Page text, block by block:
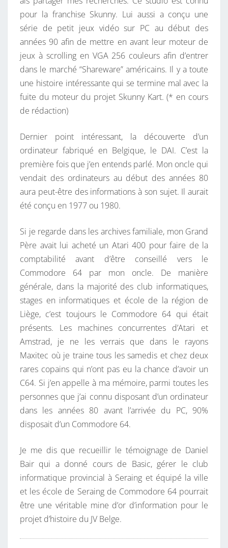
pour la franchise Skunny. Lui aussi a conçu une
série de petit jeux vidéo sur PC au début des
années 90 afin de mettre en avant leur moteur de
jeux à scrolling en VGA 256 couleurs afin d’entrer
dans le marché “Shareware” américains. Il y a toute
une histoire intéressante qui se termine mal avec la
fuite du moteur du projet Skunny Kart. (* en cours
de rédaction)
Dernier point intéressant, la découverte d’un
ordinateur fabriqué en Belgique, le DAI. C’est la
première fois que j’en entends parlé. Mon oncle qui
vendait des ordinateurs au début des années 80
aura peut-être des informations à son sujet. Il aurait
été conçu en 1977 ou 1980.
Si je regarde dans les archives familiale, mon Grand
Père avait lui acheté un Atari 400 pour faire de la
comptabilité avant d’être conseillé vers le
Commodore 64 par mon oncle. De manière
générale, dans la majorité des club informatiques,
stages en informatiques et école de la région de
Liège, c’est toujours le Commodore 64 qui était
présents. Les machines concurrentes d’Atari et
Amstrad, je ne les verrais que dans le rayons
Maxitec où je traine tous les samedis et chez deux
rares copains qui n’ont pas eu la chance d’avoir un
C64. Si j’en appelle à ma mémoire, parmi toutes les
personnes que j’ai connu disposant d’un ordinateur
dans les années 80 avant l’arrivée du PC, 90%
disposait d’un Commodore 64.
Je me dis que recueillir le témoignage de Daniel
Bair qui a donné cours de Basic, gérer le club
informatique provincial à Seraing et équipé la ville
et les école de Seraing de Commodore 64 pourrait
être une véritable mine d’or d’information pour le
projet d’histoire du JV Belge.